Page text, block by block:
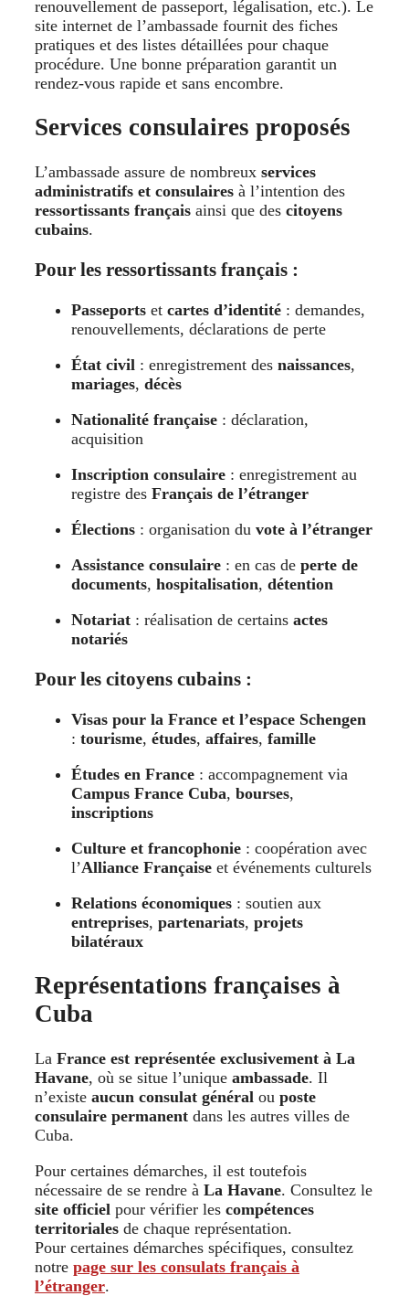
renouvellement de passeport, légalisation, etc.). Le
site internet de l’ambassade fournit des fiches
pratiques et des listes détaillées pour chaque
procédure. Une bonne préparation garantit un
rendez-vous rapide et sans encombre.
Services consulaires proposés
L’ambassade assure de nombreux services
administratifs et consulaires à l’intention des
ressortissants français ainsi que des citoyens
cubains.
Pour les ressortissants français :
Passeports et cartes d’identité : demandes,
renouvellements, déclarations de perte
État civil : enregistrement des naissances,
mariages, décès
Nationalité française : déclaration,
acquisition
Inscription consulaire : enregistrement au
registre des Français de l’étranger
Élections : organisation du vote à l’étranger
Assistance consulaire : en cas de perte de
documents, hospitalisation, détention
Notariat : réalisation de certains actes
notariés
Pour les citoyens cubains :
Visas pour la France et l’espace Schengen
: tourisme, études, affaires, famille
Études en France : accompagnement via
Campus France Cuba, bourses,
inscriptions
Culture et francophonie : coopération avec
l’Alliance Française et événements culturels
Relations économiques : soutien aux
entreprises, partenariats, projets
bilatéraux
Représentations françaises à
Cuba
La France est représentée exclusivement à La
Havane, où se situe l’unique ambassade. Il
n’existe aucun consulat général ou poste
consulaire permanent dans les autres villes de
Cuba.
Pour certaines démarches, il est toutefois
nécessaire de se rendre à La Havane. Consultez le
site officiel pour vérifier les compétences
territoriales de chaque représentation.
Pour certaines démarches spécifiques, consultez
notre page sur les consulats français à
l’étranger.